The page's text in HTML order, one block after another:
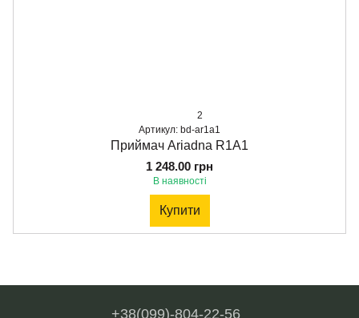
2
Артикул: bd‑ar1a1
Приймач Ariadna R1A1
1 248.00 грн
В наявності
Купити
+38(099)-804-22-56